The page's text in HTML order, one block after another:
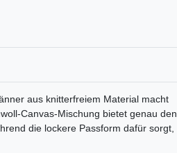
aus knitterfreiem Material macht
Canvas-Mischung bietet genau den
die lockere Passform dafür sorgt,